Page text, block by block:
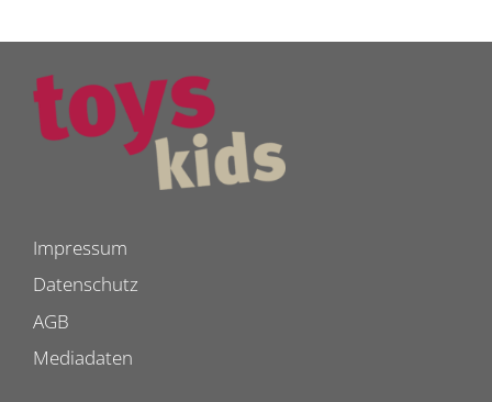
Impressum
Datenschutz
AGB
Mediadaten